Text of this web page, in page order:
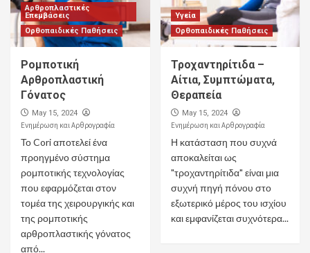
Αρθροπλαστικές
Επεμβάσεις
Ορθοπαιδικές Παθήσεις
Ρομποτική
Αρθροπλαστική
Γόνατος
May 15, 2024
Ενημέρωση και Αρθρογραφία
Το Cori αποτελεί ένα
προηγμένο σύστημα
ρομποτικής τεχνολογίας
που εφαρμόζεται στον
τομέα της χειρουργικής και
της ρομποτικής
αρθροπλαστικής γόνατος
από...
Υγεία
Ορθοπαιδικές Παθήσεις
Τροχαντηρίτιδα –
Αίτια, Συμπτώματα,
Θεραπεία
May 15, 2024
Ενημέρωση και Αρθρογραφία
Η κατάσταση που συχνά
αποκαλείται ως
"τροχαντηρίτιδα" είναι μια
συχνή πηγή πόνου στο
εξωτερικό μέρος του ισχίου
και εμφανίζεται συχνότερα...